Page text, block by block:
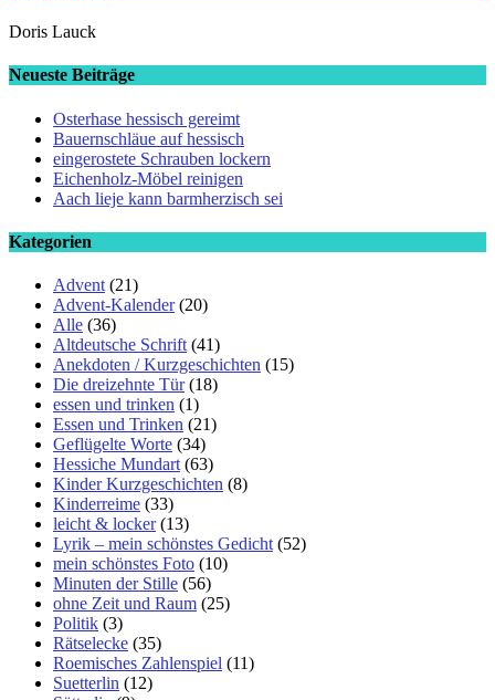
Doris Lauck
Neueste Beiträge
Osterhase hessisch gereimt
Bauernschläue auf hessisch
eingerostete Schrauben lockern
Eichenholz-Möbel reinigen
Aach lieje kann barmherzisch sei
Kategorien
Advent (21)
Advent-Kalender(20)
Alle (36)
Altdeutsche Schrift (41)
Anekdoten / Kurzgeschichten (15)
Die dreizehnte Tür(18)
essen und trinken (1)
Essen und Trinken (21)
Geflügelte Worte (34)
Hessiche Mundart (63)
Kinder Kurzgeschichten (8)
Kinderreime (33)
leicht & locker(13)
Lyrik – mein schönstes Gedicht (52)
mein schönstes Foto (10)
Minuten der Stille (56)
ohne Zeit und Raum (25)
Politik (3)
Rätselecke (35)
Roemisches Zahlenspiel (11)
Suetterlin (12)